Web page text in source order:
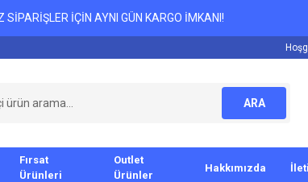
İÇİN AYNI GÜN KARGO İMKANI!
ARA
Fırsat
Ürünleri
Outlet
Ürünler
Hakkımızda